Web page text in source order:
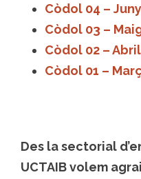
Còdol 04 –
Còdol 03 –
Còdol 02 –
Còdol 01 –
Des la sectorial
UCTAIB volem